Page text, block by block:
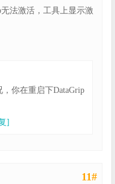
法激活，工具上显示激
你在重启下DataGrip
]
11#